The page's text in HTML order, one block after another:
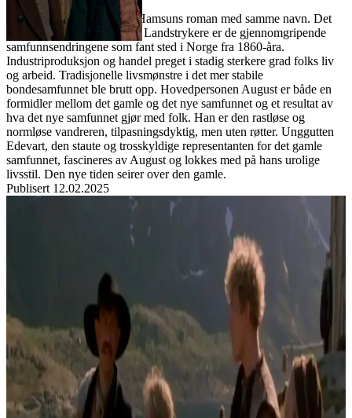
Filmen er bygget på Knut Hamsuns roman med samme navn. Det
underliggende hovedtema i Landstrykere er de gjennomgripende
samfunnsendringene som fant sted i Norge fra 1860-åra.
Industriproduksjon og handel preget i stadig sterkere grad folks liv
og arbeid. Tradisjonelle livsmønstre i det mer stabile
bondesamfunnet ble brutt opp. Hovedpersonen August er både en
formidler mellom det gamle og det nye samfunnet og et resultat av
hva det nye samfunnet gjør med folk. Han er den rastløse og
normløse vandreren, tilpasningsdyktig, men uten røtter. Unggutten
Edevart, den staute og trosskyldige representanten for det gamle
samfunnet, fascineres av August og lokkes med på hans urolige
livsstil. Den nye tiden seirer over den gamle.
Publisert 12.02.2025